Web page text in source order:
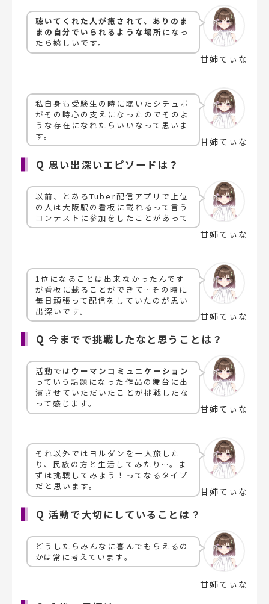
聴いてくれた人が癒されて、ありのま
まの自分でいられるような場所 になっ
たら嬉しいです。
甘姉てぃな
私自身も受験生の時に聴いたシチュボ
がその時心の支えになったのでそのよ
うな存在になれたらいいなって思いま
す。
甘姉てぃな
Q 思い出深いエピソードは？
以前、とあるTuber配信アプリで上位
の人は大阪駅の看板に載れるって言う
コンテストに参加をしたことがあって
甘姉てぃな
1位になることは出来なかったんです
が看板に載ることができて…その時に
毎日頑張って配信をしていたのが思い
出深いです。
甘姉てぃな
Q 今までで挑戦したなと思うことは？
活動では ウーマンコミュニケーション
っていう話題になった作品の舞台に出
演させていただいたことが挑戦したな
って感じます。
甘姉てぃな
それ以外ではヨルダンを一人旅した
り、民族の方と生活してみたり…。ま
ずは挑戦してみよう！ってなるタイプ
だと思います。
甘姉てぃな
Q 活動で大切にしていることは？
どうしたらみんなに喜んでもらえるの
かは常に考えています。
甘姉てぃな